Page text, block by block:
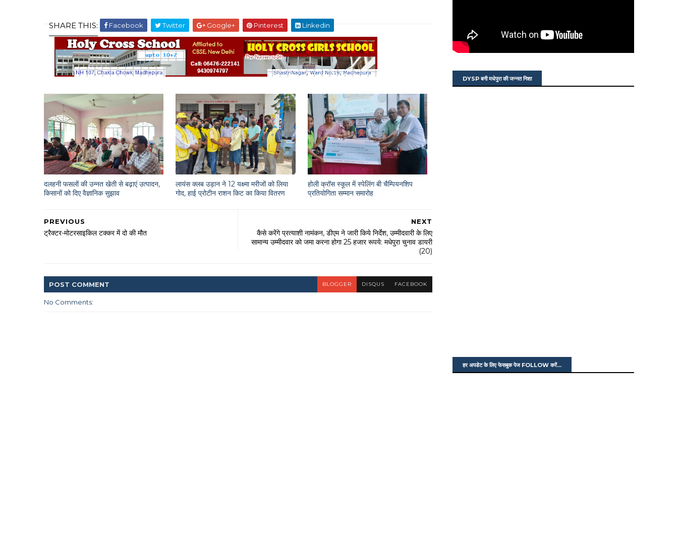
SHARE THIS: Facebook Twitter Google+ Pinterest Linkedin
दलहनी फसलों की उन्नत खेती से बढ़ाएं उत्पादन,
किसानों को दिए वैज्ञानिक सुझाव
लायंस क्लब उड़ान ने 12 यक्ष्मा मरीजों को लिया
गोद, हाई प्रोटीन राशन किट का किया वितरण
होली क्रॉस स्कूल में स्पेलिंग बी चैम्पियनशिप
प्रतियोगिता सम्मान समारोह
NEXT
कैसे करेंगे प्रत्याशी नामंकन, डीएम ने जारी किये निर्देश, उम्मीदवारी के लिए
सामान्य उम्मीदवार को जमा करना होगा 25 हजार रूपये: मधेपुरा चुनाव डायरी
(20)
PREVIOUS
ट्रैक्टर-मोटरसाइकिल टक्कर में दो की मौत
POST COMMENT BLOGGER DISQUS FACEBOOK
No Comments:
DYSP बनी मधेपुरा की जन्नत निशा
हर अपडेट के लिए फेसबुक पेज FOLLOW करें...